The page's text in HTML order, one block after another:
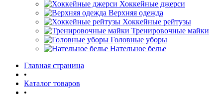
Хоккейные джерси
Верхняя одежда
Хоккейные рейтузы
Тренировочные майки
Головные уборы
Нательное белье
Главная страница
•
Каталог товаров
•